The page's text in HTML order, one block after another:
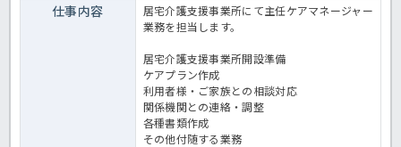
仕事内容
居宅介護支援事業所にて主任ケアマネージャー
業務を担当します。
居宅介護支援事業所開設準備
ケアプラン作成
利用者様・ご家族との相談対応
関係機関との連絡・調整
各種書類作成
その他付随する業務